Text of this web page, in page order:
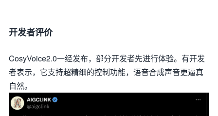
开发者评价
CosyVoice2.0一经发布，部分开发者先进行体验。有开发
者表示，它支持超精细的控制功能，语音合成声音更逼真
自然。